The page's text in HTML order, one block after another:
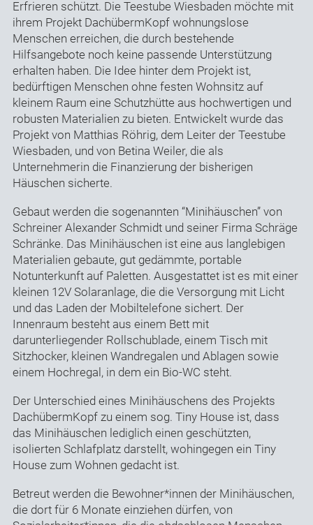
Erfrieren schützt. Die Teestube Wiesbaden möchte mit
ihrem Projekt DachübermKopf wohnungslose
Menschen erreichen, die durch bestehende
Hilfsangebote noch keine passende Unterstützung
erhalten haben. Die Idee hinter dem Projekt ist,
bedürftigen Menschen ohne festen Wohnsitz auf
kleinem Raum eine Schutzhütte aus hochwertigen und
robusten Materialien zu bieten. Entwickelt wurde das
Projekt von Matthias Röhrig, dem Leiter der Teestube
Wiesbaden, und von Betina Weiler, die als
Unternehmerin die Finanzierung der bisherigen
Häuschen sicherte.
Gebaut werden die sogenannten “Minihäuschen” von
Schreiner Alexander Schmidt und seiner Firma Schräge
Schränke. Das Minihäuschen ist eine aus langlebigen
Materialien gebaute, gut gedämmte, portable
Notunterkunft auf Paletten. Ausgestattet ist es mit einer
kleinen 12V Solaranlage, die die Versorgung mit Licht
und das Laden der Mobiltelefone sichert. Der
Innenraum besteht aus einem Bett mit
darunterliegender Rollschublade, einem Tisch mit
Sitzhocker, kleinen Wandregalen und Ablagen sowie
einem Hochregal, in dem ein Bio-WC steht.
Der Unterschied eines Minihäuschens des Projekts
DachübermKopf zu einem sog. Tiny House ist, dass
das Minihäuschen lediglich einen geschützten,
isolierten Schlafplatz darstellt, wohingegen ein Tiny
House zum Wohnen gedacht ist.
Betreut werden die Bewohner*innen der Minihäuschen,
die dort für 6 Monate einziehen dürfen, von